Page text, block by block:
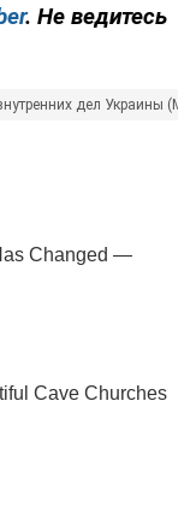
. Не ведитесь
дел Украины